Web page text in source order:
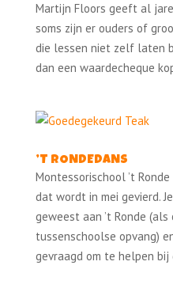
Martijn Floors geeft al
soms zijn er ouders of
die lessen niet zelf laten
dan een waardecheque
’T RONDEDANS
Montessorischool ’t
dat wordt in mei gevierd.
geweest aan ’t Ronde
tussenschoolse opvang)
gevraagd om te helpen bij